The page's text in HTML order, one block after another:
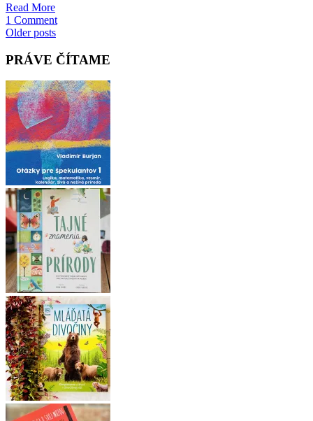
Read More
1 Comment
Posts
Older posts
PRÁVE ČÍTAME